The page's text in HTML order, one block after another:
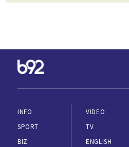
INFO
SPORT
BIZ
VIDEO
TV
ENGLISH